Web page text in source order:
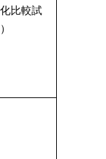
比較試